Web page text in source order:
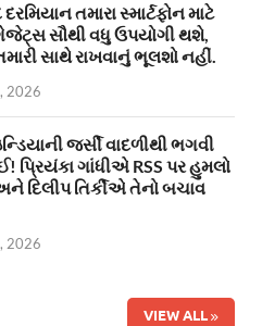
તમારા સ્માર્ટફોન માટે
સૌથી વધુ ઉપયોગી થશે,
સાથે રાખવાનું ભૂલશો નહીં.
2026
જર્સી વાદળીથી ભગવી
પ્રિયંકા ગાંધીએ RSS પર હુમલો
દિલીપ તિર્કીએ તેનો બચાવ
2026
VIEW ALL